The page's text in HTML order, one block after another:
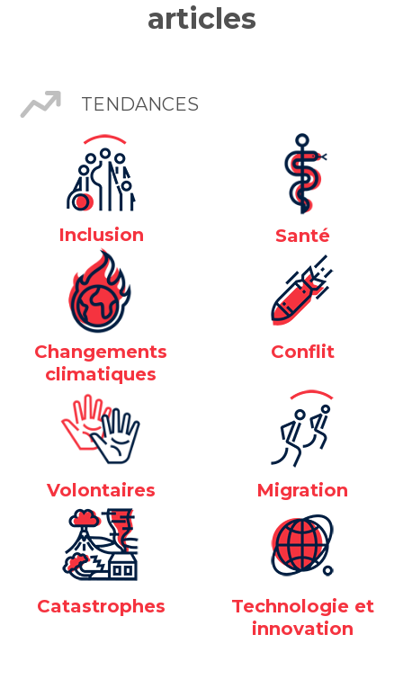
articles
TENDANCES
Inclusion Santé
Changements
climatiques
Conflit
Volontaires Migration
Catastrophes
Technologie et
innovation